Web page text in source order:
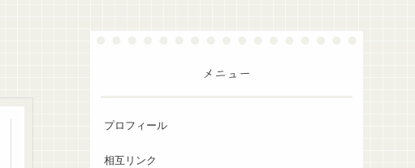
メニュー
プロフィール
相互リンク